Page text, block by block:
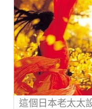
這個日本老太太